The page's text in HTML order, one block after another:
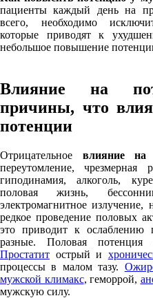
пациенты каждый день на
всего, необходимо
которые приводят к
небольшое повышение
Влияние на
причины, что
потенции
Отрицательное влияние на
переутомление,
гиподинамия, алкоголь,
половая жизнь,
электромагнитное
редкое проведение половых
это приводит к ослаблению
разные. Половая потенция
Простатит острый и
процессы в малом тазу.
мужской климакс, геморрой,
мужскую силу.